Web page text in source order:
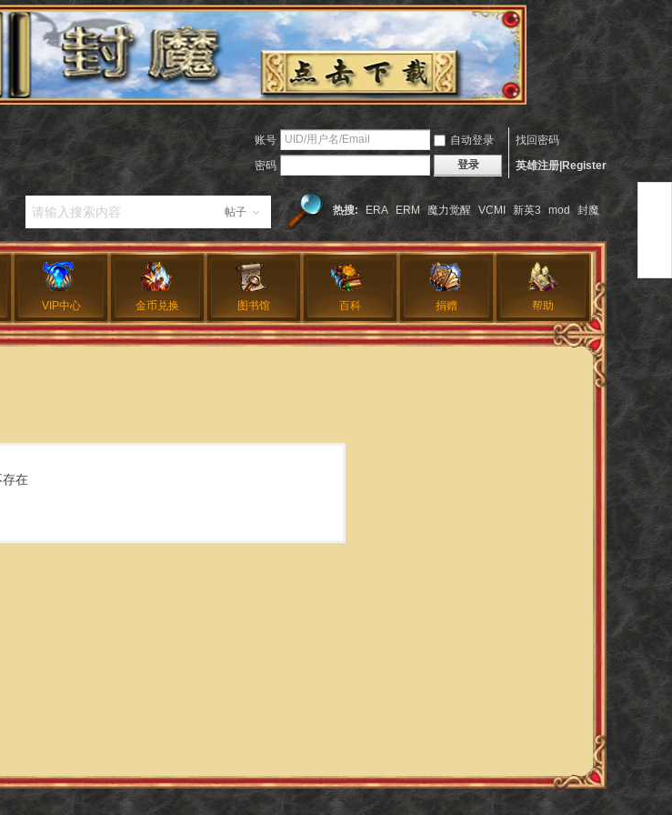
账号 自动登录
找回密码
密码
登录 英雄注册|Register
帖子 热搜: ERA ERM 魔力觉醒 VCMI 新英3 mod 封魔
VIP中心 金币兑换 图书馆 百科 捐赠 帮助
存在